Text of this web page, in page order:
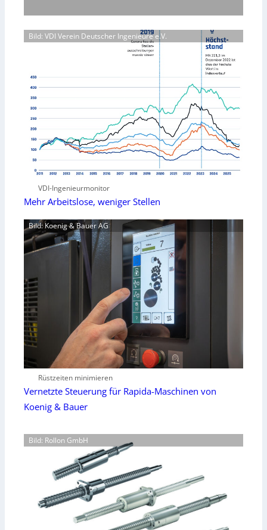
Bild: VDI Verein Deutscher Ingenieure e.V.
VDI-Ingenieurmonitor
Mehr Arbeitslose, weniger Stellen
Bild: Koenig & Bauer AG
Rüstzeiten minimieren
Vernetzte Steuerung für Rapida-Maschinen von
Koenig & Bauer
Bild: Rollon GmbH